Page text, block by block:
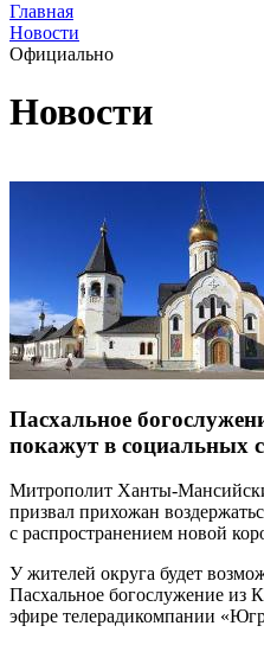
Главная
Новости
Официально
Новости
Пасхальное
покажут в социальных
Митрополит Ханты-
призвал прихожан
с распространением новой
У жителей округа будет
Пасхальное богослужение из
эфире телерадикомпании